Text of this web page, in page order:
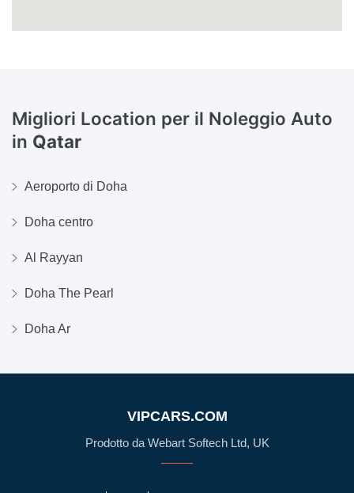
Migliori Location per il Noleggio Auto
in Qatar
Aeroporto di Doha
Doha centro
Al Rayyan
Doha The Pearl
Doha Ar
VIPCARS.COM
Prodotto da Webart Softech Ltd, UK